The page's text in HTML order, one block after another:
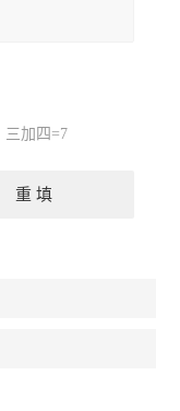
三加四=7